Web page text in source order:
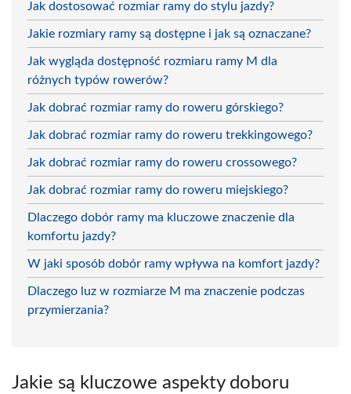
Jak dostosować rozmiar ramy do stylu jazdy?
Jakie rozmiary ramy są dostępne i jak są oznaczane?
Jak wygląda dostępność rozmiaru ramy M dla
różnych typów rowerów?
Jak dobrać rozmiar ramy do roweru górskiego?
Jak dobrać rozmiar ramy do roweru trekkingowego?
Jak dobrać rozmiar ramy do roweru crossowego?
Jak dobrać rozmiar ramy do roweru miejskiego?
Dlaczego dobór ramy ma kluczowe znaczenie dla
komfortu jazdy?
W jaki sposób dobór ramy wpływa na komfort jazdy?
Dlaczego luz w rozmiarze M ma znaczenie podczas
przymierzania?
Jakie są kluczowe aspekty doboru